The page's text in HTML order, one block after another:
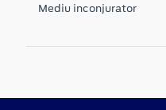
Mediu inconjurator